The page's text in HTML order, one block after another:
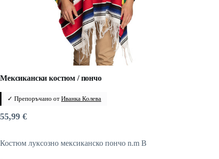
Мексикански костюм / пончо
✓ Препоръчано от Иванка Колева
55,99 €
Костюм луксозно мексиканско пончо n.m B